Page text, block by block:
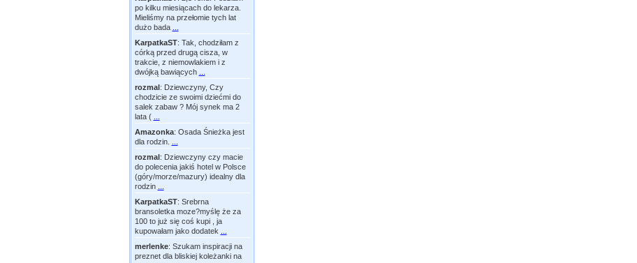
po kilku miesiącach do lekarza.
Mieliśmy na przełomie tych lat
dużo bada
KarpatkaST: Tak, chodziłam z
córką przed drugą cisza, w
trakcie, z niemowlakiem i z
dwójką bawiących
rozmal: Dziewczyny, Czy
chodzicie ze swoimi dziećmi do
salek zabaw ? Mój synek ma 2
lata (
Amazonka: Osada Śnieżka jest
dla rodzin.
rozmal: Dziewczyny czy macie
do polecenia jakiś hotel w Polsce
(góry/morze/mazury) idealny dla
rodzin
KarpatkaST: Srebrna
bransoletka moze?myślę że za
100 to już się coś kupi , ja
kupowałam jako dodatek
merlenke: Szukam inspiracji na
preznet dla bliskiej koleżanki na